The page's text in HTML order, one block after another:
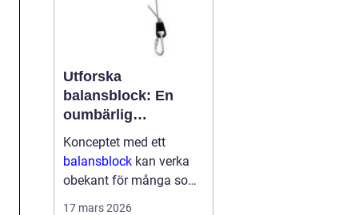
Utforska
balansblock: En
oumbärlig
komponent i
industrin
Konceptet med ett
balansblock kan verka
obekant för många som
17 mars 2026